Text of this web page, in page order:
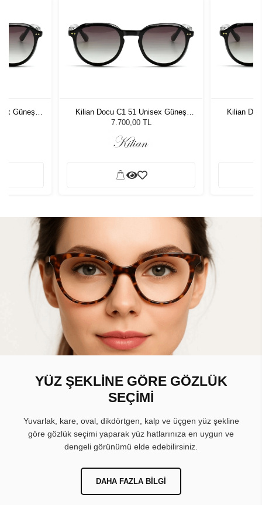
Güneş
Kilian Docu C1 51 Unisex Güneş
Gözlüğü
7.700,00 TL
Kilian
YÜZ ŞEKLİNE GÖRE GÖZLÜK
SEÇİMİ
Yuvarlak, kare, oval, dikdörtgen, kalp ve üçgen yüz şekline
göre gözlük seçimi yaparak yüz hatlarınıza en uygun ve
dengeli görünümü elde edebilirsiniz.
DAHA FAZLA BILGI